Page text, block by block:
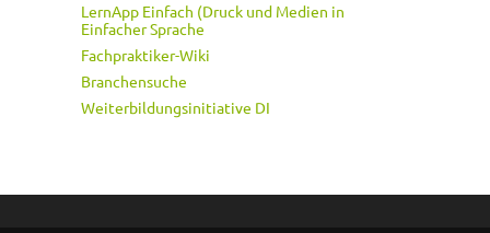
LernApp Einfach (Druck und Medien in
Einfacher Sprache
Fachpraktiker-Wiki
Branchensuche
Weiterbildungsinitiative DI